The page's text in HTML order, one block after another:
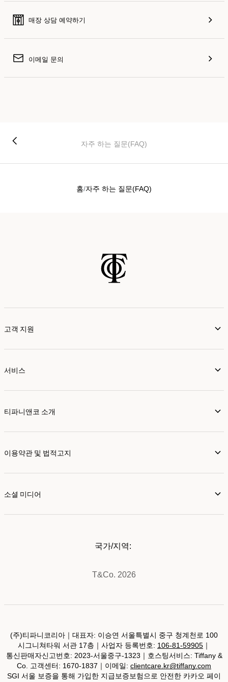
매장 상담 예약하기
이메일 문의
자주 하는 질문(FAQ)
홈 자주 하는 질문(FAQ)
고객 지원
서비스
티파니앤코 소개
이용약관 및 법적고지
소셜 미디어
T&Co. 2026
국가/지역:
(주)티파니코리아｜대표자: 이승연 서울특별시 중구 청계천로 100
시그니쳐타워 서관 17층｜사업자 등록번호: 106-81-59905 ｜
통신판매자신고번호: 2023-서울중구-1323｜호스팅서비스: Tiffany &
Co. 고객센터: 1670-1837｜이메일: clientcare.kr@tiffany.com
SGI 서울 보증을 통해 가입한 지급보증보험으로 안전한 카카오 페이